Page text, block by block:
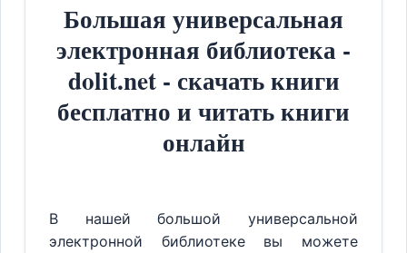
Большая универсальная
электронная библиотека -
dolit.net - скачать книги
бесплатно и читать книги
онлайн
В нашей большой универсальной
электронной библиотеке вы можете